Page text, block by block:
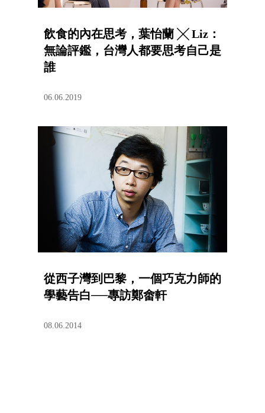
飲食的內在思考，葉怡蘭 ╳ Liz：
無論評鑑，台灣人都要思考自己是
誰
06.06.2019
從西子灣到巴黎，一個巧克力師的
學藝告白──專訪鄭畬軒
08.06.2014